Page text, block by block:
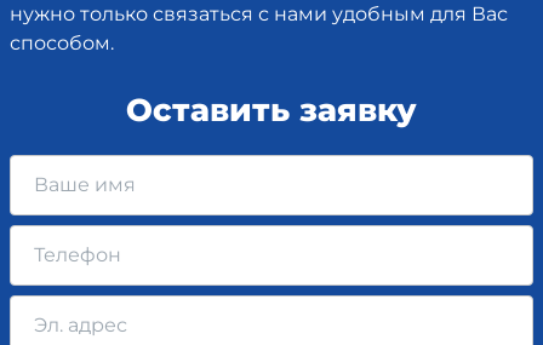
нужно только связаться с нами удобным для Вас
способом.
Оставить заявку